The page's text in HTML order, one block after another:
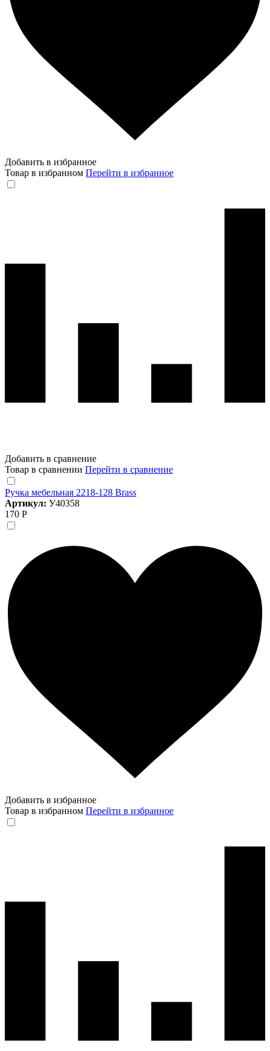
Добавить в избранное
Товар в избранном Перейти в избранное
Добавить в сравнение
Товар в сравнении Перейти в сравнение
Ручка мебельная 2218-128 Brass
Артикул: У40358
170 Р
Добавить в избранное
Товар в избранном Перейти в избранное